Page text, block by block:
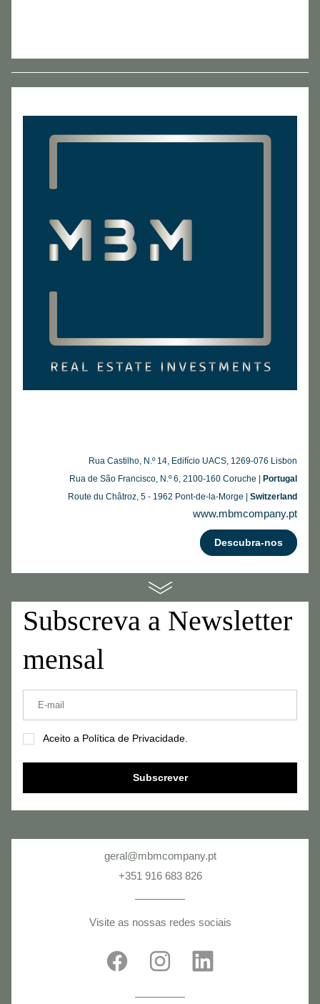
Rua Castilho, N.º 14, Edifício UACS, 1269-076 Lisbon​
Rua de São Francisco, N.º 6, 2100-160 Coruche |
Portugal​
Route du Châtroz, 5 - 1962 Pont-de-la-Morge | Switzerland
www.mbmcompany.pt
Descubra-nos
Subscreva a Newsletter
mensal
Aceito a Política de Privacidade.
Subscrever
geral@mbmcompany.pt
+351 916 683 826
Visite as nossas redes sociais